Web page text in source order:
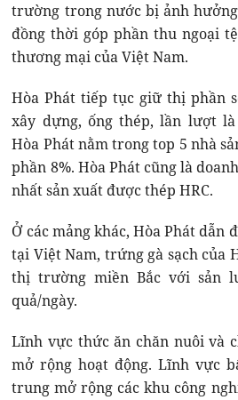
trường trong nước bị ảnh
đồng thời góp phần thu ngoại
thương mại của Việt Nam.
Hòa Phát tiếp tục giữ thị phần
xây dựng, ống thép, lần lượt là
Hòa Phát nằm trong top 5 nhà
phần 8%. Hòa Phát cũng là
nhất sản xuất được thép HRC.
Ở các mảng khác, Hòa Phát dẫn
tại Việt Nam, trứng gà sạch của
thị trường miền Bắc với sản
quả/ngày.
Lĩnh vực thức ăn chăn nuôi và
mở rộng hoạt động. Lĩnh vực
trung mở rộng các khu công